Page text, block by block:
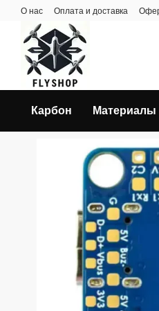
Перейти к основному контенту
О нас Оплата и доставка
Карбон Материалы